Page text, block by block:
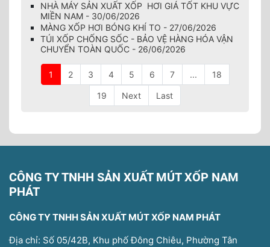
NHÀ MÁY SẢN XUẤT XỐP HƠI GIÁ TỐT KHU VỰC
MIỀN NAM - 30/06/2026
MÀNG XỐP HƠI BÓNG KHÍ TO - 27/06/2026
TÚI XỐP CHỐNG SỐC - BẢO VỆ HÀNG HÓA VẬN
CHUYỂN TOÀN QUỐC - 26/06/2026
1 2 3 4 5 6 7 ... 18
19 Next Last
CÔNG TY TNHH SẢN XUẤT MÚT XỐP NAM
PHÁT
CÔNG TY TNHH SẢN XUẤT MÚT XỐP NAM PHÁT
Địa chỉ: Số 05/42B, Khu phố Đông Chiêu, Phường Tân